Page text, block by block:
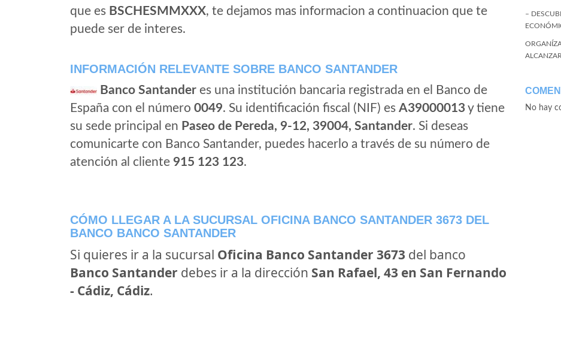
que es BSCHESMMXXX, te dejamos mas informacion a continuacion que te
puede ser de interes.
INFORMACIÓN RELEVANTE SOBRE BANCO SANTANDER
Banco Santander es una institución bancaria registrada en el Banco de
España con el número 0049. Su identificación fiscal (NIF) es A39000013y tiene
su sede principal en Paseo de Pereda, 9-12, 39004, Santander. Si deseas
comunicarte con Banco Santander, puedes hacerlo a través de su número de
atención al cliente 915 123 123.
CÓMO LLEGAR A LA SUCURSAL OFICINA BANCO SANTANDER 3673 DEL
BANCO BANCO SANTANDER
Si quieres ir a la sucursal Oficina Banco Santander 3673 del banco
Banco Santander debes ir a la dirección San Rafael, 43 en San Fernando
- Cádiz, Cádiz.
–
No hay